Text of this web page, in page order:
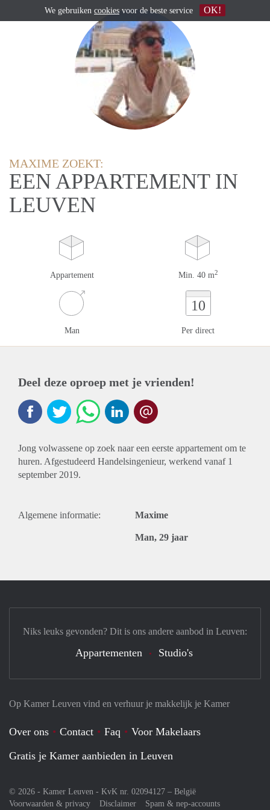
MAXIME ZOEKT:
EEN APPARTEMENT IN
LEUVEN
Appartement Min. 40 m2
Man
10
Per direct
Deel deze oproep met je vrienden!
Jong volwassene op zoek naar een eerste appartement om te
huren. Afgestudeerd Handelsingenieur, werkend vanaf 1
september 2019.
Algemene informatie: Maxime
Man, 29 jaar
Op Kamer Leuven vind en verhuur je makkelijk je Kamer
Over ons Contact Faq
Voor Makelaars
Gratis je Kamer aanbieden in Leuven
© 2026 - Kamer Leuven - KvK nr. 02094127 – België
Voorwaarden & privacy
Disclaimer Spam & nep-accounts
Niks leuks gevonden? Dit is ons andere aanbod in Leuven:
Appartementen Studio's
We gebruiken cookies voor de beste service OK!